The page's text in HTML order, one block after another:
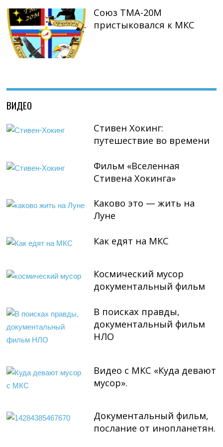
Союз ТМА-20М
пристыковался к МКС
ВИДЕО
Стивен Хокинг:
путешествие во времени
Фильм «Вселенная
Стивена Хокинга»
Каково это — жить на
Луне
Как едят на МКС
Космический мусор
документальный фильм
В поисках правды,
документальный фильм
НЛО
Видео с МКС «Куда девают
мусор».
Документальный фильм,
послание от инопланетян.